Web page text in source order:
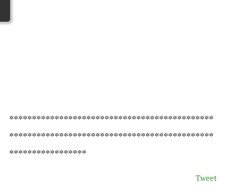
*********************************************
*********************************************
*****************
Tweet